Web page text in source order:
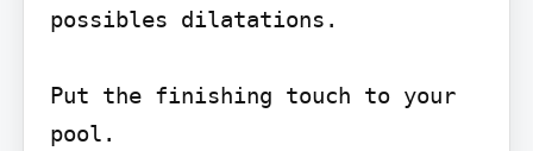
possibles dilatations.
Put the finishing touch to your
pool.